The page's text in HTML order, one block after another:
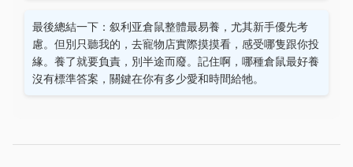
最後總結一下：叙利亚倉鼠整體最易養，尤其新手優先考
慮。但別只聽我的，去寵物店實際摸摸看，感受哪隻跟你投
緣。養了就要負責，別半途而廢。記住啊，哪種倉鼠最好養
沒有標準答案，關鍵在你有多少愛和時間給牠。